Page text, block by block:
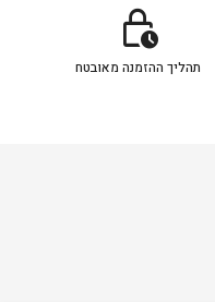
lock_clock
תהליך ההזמנה מאובטח